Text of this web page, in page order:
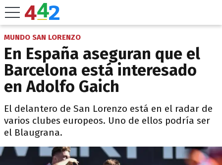
MUNDO SAN LORENZO
En España aseguran que el
Barcelona está interesado
en Adolfo Gaich
El delantero de San Lorenzo está en el radar de
varios clubes europeos. Uno de ellos podría ser
el Blaugrana.